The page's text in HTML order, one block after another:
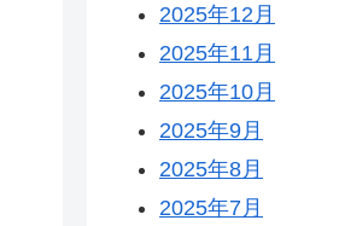
2025年12月
2025年11月
2025年10月
2025年9月
2025年8月
2025年7月